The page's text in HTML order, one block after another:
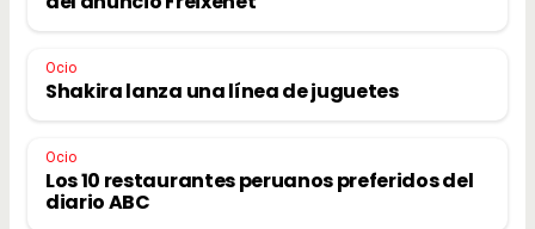
Ocio
Shakira lanza una línea de juguetes
Ocio
Los 10 restaurantes peruanos preferidos del
diario ABC